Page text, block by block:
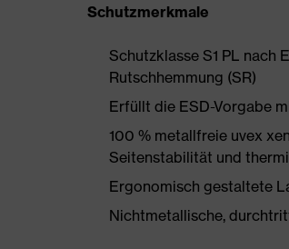
Schutzmerkmale
Schutzklasse S1 PL nach
Rutschhemmung (SR)
Erfüllt die ESD-Vorgabe
100 % metallfreie uvex
Seitenstabilität und
Ergonomisch gestaltete
Nichtmetallische,